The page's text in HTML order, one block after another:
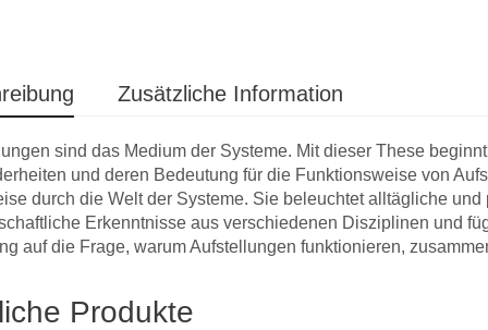
Zusätzliche Information
sind das Medium der Systeme. Mit dieser These
und deren Bedeutung für die Funktionsweise von
durch die Welt der Systeme. Sie beleuchtet alltägliche
Erkenntnisse aus verschiedenen Disziplinen und
auf die Frage, warum Aufstellungen funktionieren,
Produkte
Die